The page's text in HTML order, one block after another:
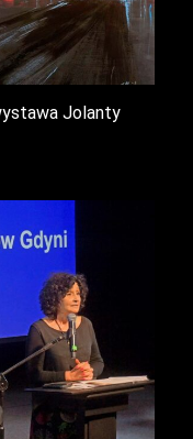
Jolanty